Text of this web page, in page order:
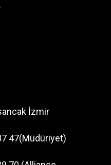
İzmir
47(Müdüriyet)